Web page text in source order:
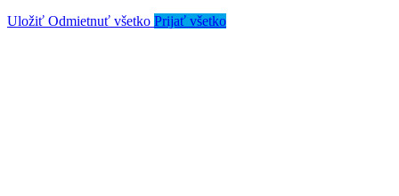
Uložiť Odmietnuť všetko Prijať všetko